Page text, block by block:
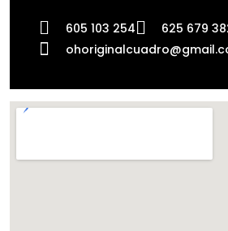
605 103 254
625 679